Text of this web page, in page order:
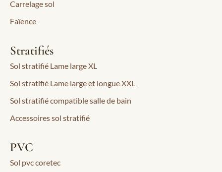
Carrelage sol
Faïence
Stratifiés
Sol stratifié Lame large XL
Sol stratifié Lame large et longue XXL
Sol stratifié compatible salle de bain
Accessoires sol stratifié
PVC
Sol pvc coretec